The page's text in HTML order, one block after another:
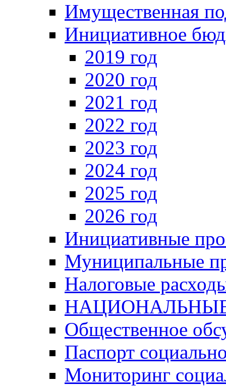
Имущественная
Инициативное
2019 год
2020 год
2021 год
2022 год
2023 год
2024 год
2025 год
2026 год
Инициативные
Муниципальные
Налоговые
Общественное
Паспорт
Мониторинг